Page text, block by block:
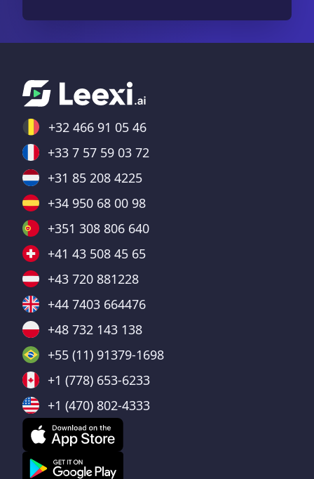
+32 466 91 05 46
+33 7 57 59 03 72
+31 85 208 4225
+34 950 68 00 98
+351 308 806 640
+41 43 508 45 65
+43 720 881228
+44 7403 664476
+48 732 143 138
+55 (11) 91379-1698
+1 (778) 653-6233
+1 (470) 802-4333